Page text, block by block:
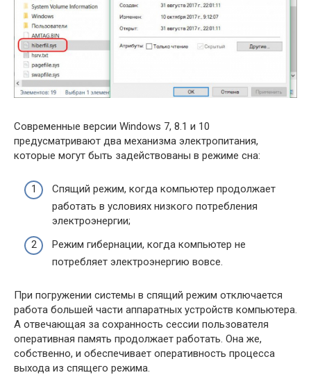
Современные версии Windows 7, 8.1 и 10
предусматривают два механизма электропитания,
которые могут быть задействованы в режиме сна:
Спящий режим, когда компьютер продолжает
работать в условиях низкого потребления
электроэнергии;
Режим гибернации, когда компьютер не
потребляет электроэнергию вовсе.
При погружении системы в спящий режим отключается
работа большей части аппаратных устройств компьютера.
А отвечающая за сохранность сессии пользователя
оперативная память продолжает работать. Она же,
собственно, и обеспечивает оперативность процесса
выхода из спящего режима.